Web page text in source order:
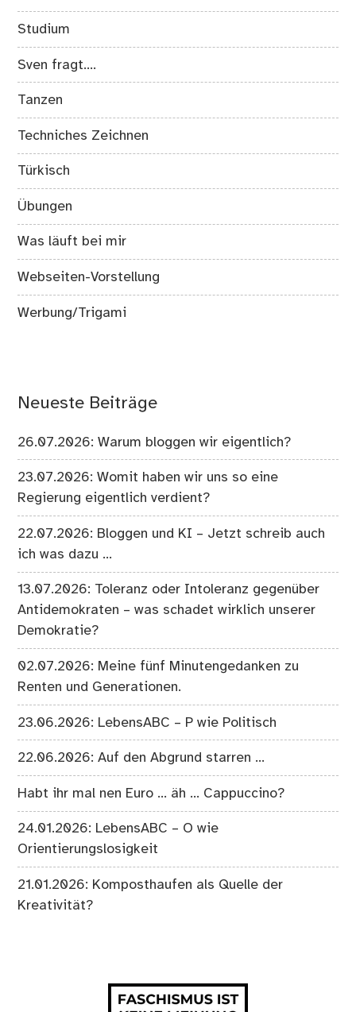
Studium
Sven fragt….
Tanzen
Techniches Zeichnen
Türkisch
Übungen
Was läuft bei mir
Webseiten-Vorstellung
Werbung/Trigami
Neueste Beiträge
26.07.2026: Warum bloggen wir eigentlich?
23.07.2026: Womit haben wir uns so eine
Regierung eigentlich verdient?
22.07.2026: Bloggen und KI – Jetzt schreib auch
ich was dazu …
13.07.2026: Toleranz oder Intoleranz gegenüber
Antidemokraten – was schadet wirklich unserer
Demokratie?
02.07.2026: Meine fünf Minutengedanken zu
Renten und Generationen.
23.06.2026: LebensABC – P wie Politisch
22.06.2026: Auf den Abgrund starren …
Habt ihr mal nen Euro … äh … Cappuccino?
24.01.2026: LebensABC – O wie
Orientierungslosigkeit
21.01.2026: Komposthaufen als Quelle der
Kreativität?